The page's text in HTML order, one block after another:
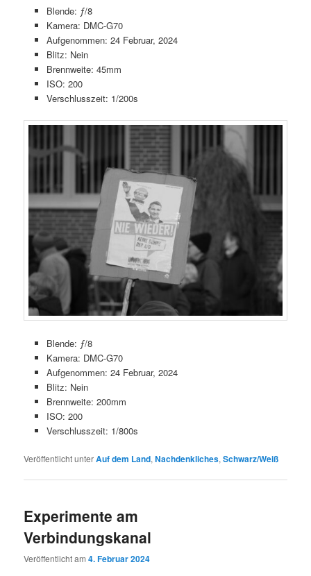
Blende: ƒ/8
Kamera: DMC-G70
Aufgenommen: 24 Februar, 2024
Blitz: Nein
Brennweite: 45mm
ISO: 200
Verschlusszeit: 1/200s
Blende: ƒ/8
Kamera: DMC-G70
Aufgenommen: 24 Februar, 2024
Blitz: Nein
Brennweite: 200mm
ISO: 200
Verschlusszeit: 1/800s
Veröffentlicht unterAuf dem Land,Nachdenkliches,Schwarz/Weiß
Experimente am
Verbindungskanal
Veröffentlicht am4. Februar 2024